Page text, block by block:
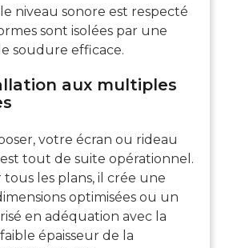
niveau sonore est respecté
sont isolées par une
soudure efficace.
aux multiples
votre écran ou rideau
tout de suite opérationnel.
les plans, il crée une
optimisées ou un
en adéquation avec la
épaisseur de la